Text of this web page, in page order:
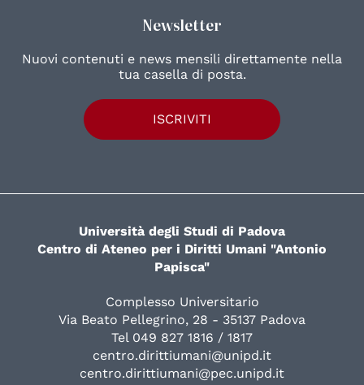
Newsletter
Nuovi contenuti e news mensili direttamente nella
tua casella di posta.
ISCRIVITI
Università degli Studi di Padova
Centro di Ateneo per i Diritti Umani "Antonio
Papisca"
Complesso Universitario
Via Beato Pellegrino, 28 - 35137 Padova
Tel 049 827 1816 / 1817
centro.dirittiumani@unipd.it
centro.dirittiumani@pec.unipd.it